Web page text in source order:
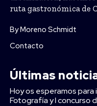
ruta gastronómica de
By Moreno Schmidt
Contacto
Últimas
Hoy os esperamos para
Fotografía y I concurso